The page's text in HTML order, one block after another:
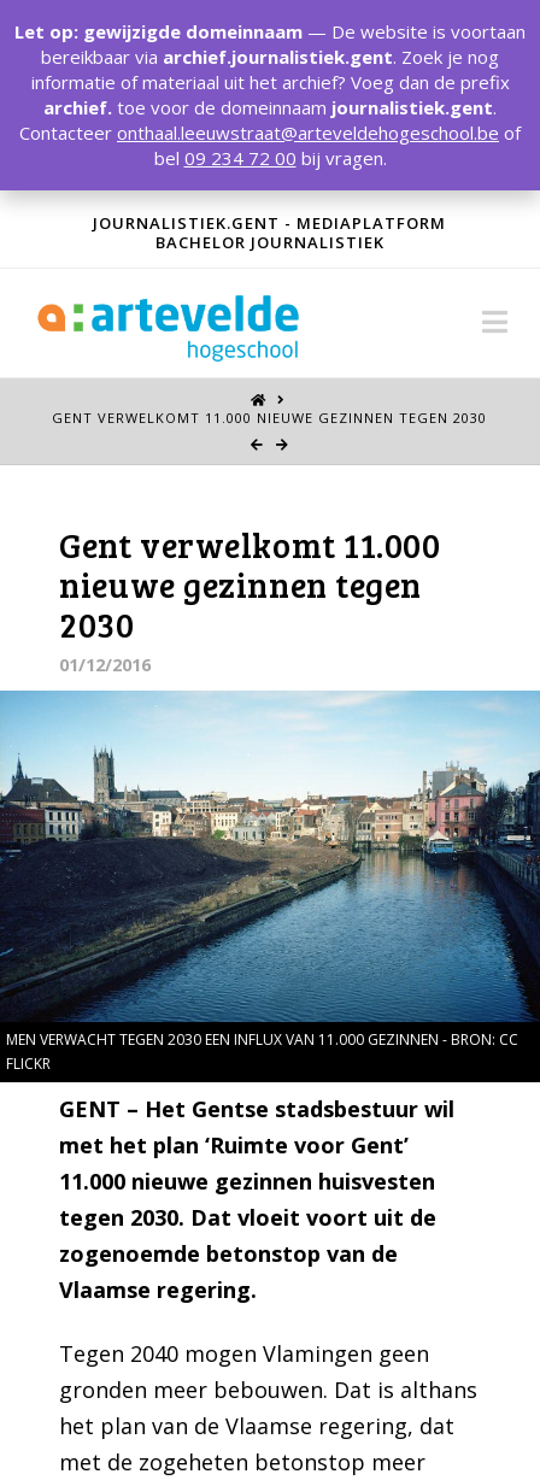
JOURNALISTIEK.GENT - MEDIAPLATFORM
BACHELOR JOURNALISTIEK
GENT VERWELKOMT 11.000 NIEUWE GEZINNEN TEGEN 2030
Gent verwelkomt 11.000
nieuwe gezinnen tegen
2030
01/12/2016
MEN VERWACHT TEGEN 2030 EEN INFLUX VAN 11.000 GEZINNEN - BRON: CC
FLICKR
GENT – Het Gentse stadsbestuur wil
met het plan ‘Ruimte voor Gent’
11.000 nieuwe gezinnen huisvesten
tegen 2030. Dat vloeit voort uit de
zogenoemde betonstop van de
Vlaamse regering.
Tegen 2040 mogen Vlamingen geen
gronden meer bebouwen. Dat is althans
het plan van de Vlaamse regering, dat
met de zogeheten betonstop meer
Let op: gewijzigde domeinnaam — De website is voortaan
bereikbaar via archief.journalistiek.gent. Zoek je nog
informatie of materiaal uit het archief? Voeg dan de prefix
archief. toe voor de domeinnaam journalistiek.gent.
Contacteer onthaal.leeuwstraat@arteveldehogeschool.be of
bel 09 234 72 00 bij vragen.